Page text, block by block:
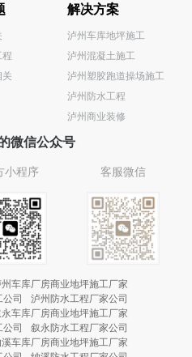
解决方案
泸州车库地坪施工
泸州混凝土施工
泸州塑胶跑道操场施工
泸州防水工程
泸州商业装修
微信公众号
小程序 客服微信
车库厂房商业地坪施工厂家
司
泸州防水工程厂家公司
车库厂房商业地坪施工厂家
司
叙永防水工程厂家公司
车库厂房商业地坪施工厂家